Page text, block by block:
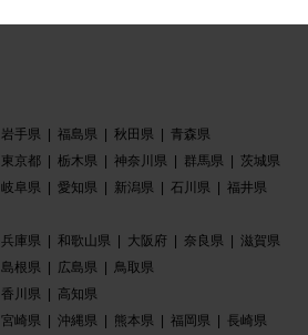
岩手県 福島県 秋田県
青森県
東京都 栃木県 神奈川県 群馬県
茨城県
岐阜県 愛知県 新潟県 石川県
福井県
兵庫県 和歌山県 大阪府 奈良県
滋賀県
島根県 広島県
鳥取県
香川県
高知県
宮崎県 沖縄県 熊本県 福岡県 長崎県